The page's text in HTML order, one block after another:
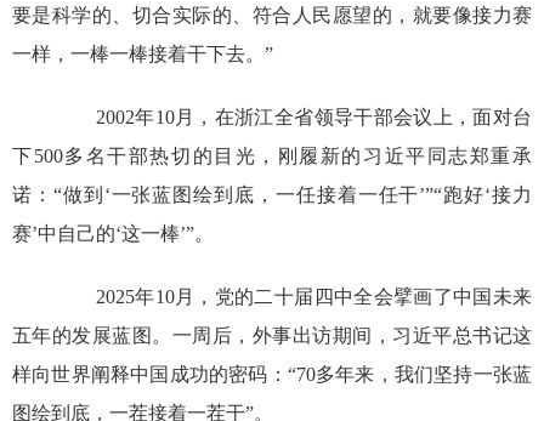
要是科学的、切合实际的、符合人民愿望的，就要像接力赛
一样，一棒一棒接着干下去。”
2002年10月，在浙江全省领导干部会议上，面对台
下500多名干部热切的目光，刚履新的习近平同志郑重承
诺：“做到‘一张蓝图绘到底，一任接着一任干’”“跑好‘接力
赛’中自己的‘这一棒’”。
2025年10月，党的二十届四中全会擘画了中国未来
五年的发展蓝图。一周后，外事出访期间，习近平总书记这
样向世界阐释中国成功的密码：“70多年来，我们坚持一张蓝
图绘到底，一茬接着一茬干”。